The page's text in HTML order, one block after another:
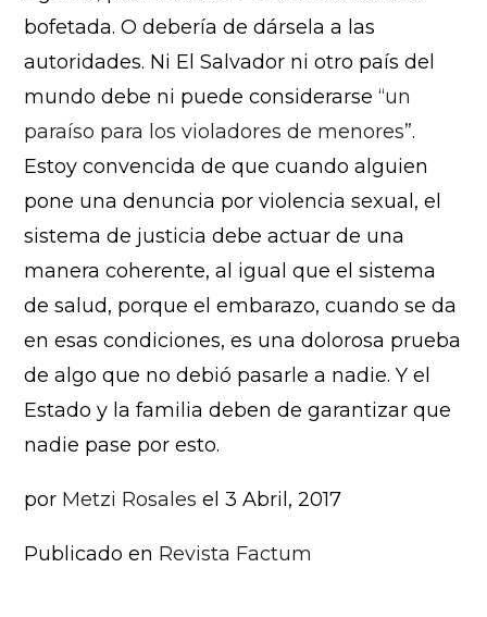
bofetada. O debería de dársela a las
autoridades. Ni El Salvador ni otro país del
mundo debe ni puede considerarse“un
paraíso para los violadores de menores”.
Estoy convencida de que cuando alguien
pone una denuncia por violencia sexual, el
sistema de justicia debe actuar de una
manera coherente, al igual que el sistema
de salud, porque el embarazo, cuando se da
en esas condiciones, es una dolorosa prueba
de algo que no debió pasarle a nadie. Y el
Estado y la familia deben de garantizar que
nadie pase por esto.
por Metzi Rosalesel 3 Abril, 2017
Publicado en Revista Factum